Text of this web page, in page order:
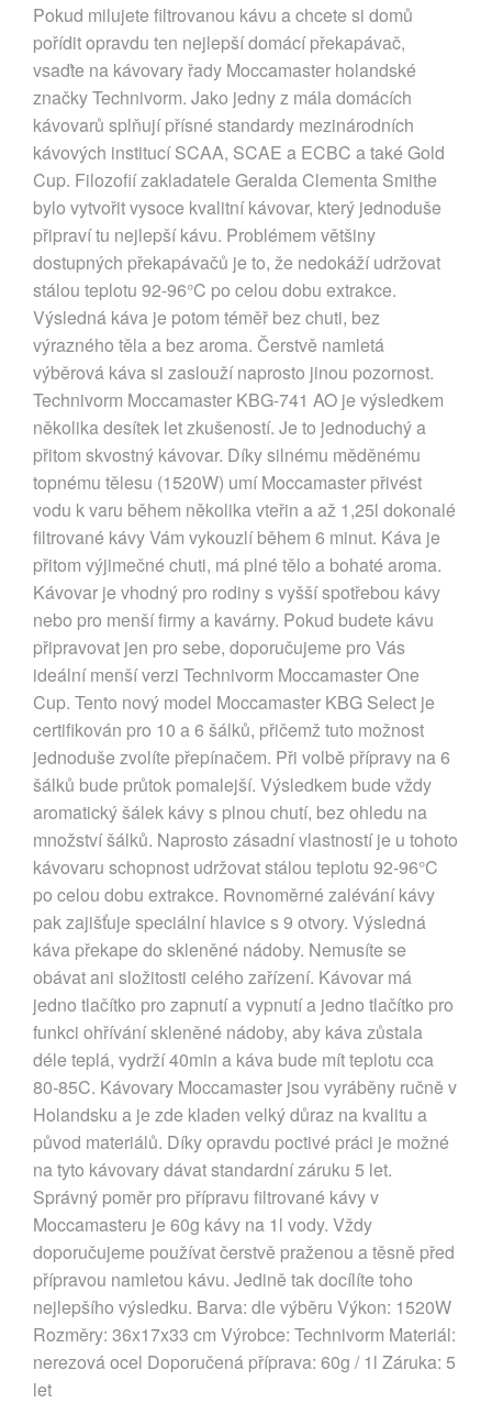
Pokud milujete filtrovanou kávu a chcete si domů
pořídit opravdu ten nejlepší domácí překapávač,
vsaďte na kávovary řady Moccamaster holandské
značky Technivorm. Jako jedny z mála domácích
kávovarů splňují přísné standardy mezinárodních
kávových institucí SCAA, SCAE a ECBC a také Gold
Cup. Filozofií zakladatele Geralda Clementa Smithe
bylo vytvořit vysoce kvalitní kávovar, který jednoduše
připraví tu nejlepší kávu. Problémem většiny
dostupných překapávačů je to, že nedokáží udržovat
stálou teplotu 92-96°C po celou dobu extrakce.
Výsledná káva je potom téměř bez chuti, bez
výrazného těla a bez aroma. Čerstvě namletá
výběrová káva si zaslouží naprosto jinou pozornost.
Technivorm Moccamaster KBG-741 AO je výsledkem
několika desítek let zkušeností. Je to jednoduchý a
přitom skvostný kávovar. Díky silnému měděnému
topnému tělesu (1520W) umí Moccamaster přivést
vodu k varu během několika vteřin a až 1,25l dokonalé
filtrované kávy Vám vykouzlí během 6 minut. Káva je
přitom výjimečné chuti, má plné tělo a bohaté aroma.
Kávovar je vhodný pro rodiny s vyšší spotřebou kávy
nebo pro menší firmy a kavárny. Pokud budete kávu
připravovat jen pro sebe, doporučujeme pro Vás
ideální menší verzi Technivorm Moccamaster One
Cup. Tento nový model Moccamaster KBG Select je
certifikován pro 10 a 6 šálků, přičemž tuto možnost
jednoduše zvolíte přepínačem. Při volbě přípravy na 6
šálků bude průtok pomalejší. Výsledkem bude vždy
aromatický šálek kávy s plnou chutí, bez ohledu na
množství šálků. Naprosto zásadní vlastností je u tohoto
kávovaru schopnost udržovat stálou teplotu 92-96°C
po celou dobu extrakce. Rovnoměrné zalévání kávy
pak zajišťuje speciální hlavice s 9 otvory. Výsledná
káva překape do skleněné nádoby. Nemusíte se
obávat ani složitosti celého zařízení. Kávovar má
jedno tlačítko pro zapnutí a vypnutí a jedno tlačítko pro
funkci ohřívání skleněné nádoby, aby káva zůstala
déle teplá, vydrží 40min a káva bude mít teplotu cca
80-85C. Kávovary Moccamaster jsou vyráběny ručně v
Holandsku a je zde kladen velký důraz na kvalitu a
původ materiálů. Díky opravdu poctivé práci je možné
na tyto kávovary dávat standardní záruku 5 let.
Správný poměr pro přípravu filtrované kávy v
Moccamasteru je 60g kávy na 1l vody. Vždy
doporučujeme používat čerstvě praženou a těsně před
přípravou namletou kávu. Jedině tak docílíte toho
nejlepšího výsledku. Barva: dle výběru Výkon: 1520W
Rozměry: 36x17x33 cm Výrobce: Technivorm Materiál:
nerezová ocel Doporučená příprava: 60g / 1l Záruka: 5
let